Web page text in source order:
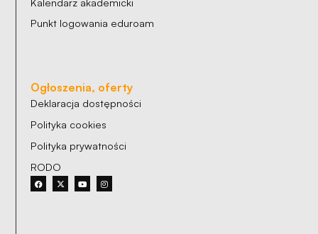
Punkt logowania eduroam
Ogłoszenia, oferty
Deklaracja dostępności
Polityka cookies
Polityka prywatności
RODO